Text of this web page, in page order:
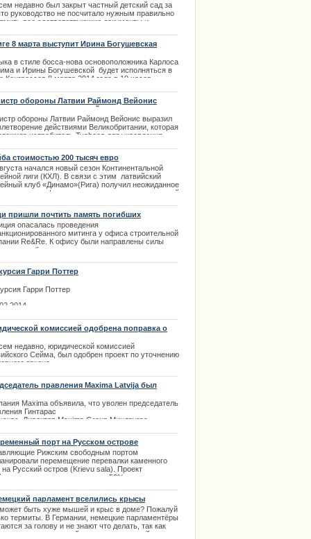
извинилось за нарушение
недавно был закрыт частный детский сад за
руководство не посчитало нужным правильно
все соответствующие документы и
сады строятся, а государство помогает
устраивать в них детишек. Продолжается
и продолжается подпитываться надежда
что все будет хорошо
8 марта выступит Ирина Богушевская
в стиле босса-нова основоположника Карлоса
и Ирины Богушевской будет исполняться в
Конгрессов 8 марта 2014 года в 19 часов.
в своих кассах.
обороны Латвии Раймонд Вейонис
удовлетворение действиями
обороны Латвии Раймонд Вейонис выразил
действиями Великобритании, которая
истребитель Typhoon для укрепления
перейдет от ВВС США к представителям
стоимостью 200 тысяч евро
начался новый сезон Континентальной
лиги (КХЛ). В связи с этим латвийский
клуб «Динамо»(Рига) получил неожиданное
оформление подарка от строительной
пришли почтить память погибших
опасалась проведения
митинга у офиса строительной
Re&Re. К офису были направлены силы
для обеспечения порядка в случае
Гарри Поттер
Гарри Поттер
комиссией одобрена поправка о
формулировки
недавно, юридической комиссией
Сейма, был одобрен проект по уточнению
закона.
правления Maxima Latvija был
Maxima объявила, что уволен председатель
Гинтарас
Директор Maxima Group Миндаугас
решение акционеров группы было вызвано
тяжелому
в жизни Латвии высказыванием
правления Maxima
Гинтараса Ясинскаса.
порт на Русском острове
Рижским свободным портом
перемещение перевалки каменного
на Русский остров (Krievu sala). Проект
в сто миллионов латов, 50% которых
парламент вселились крысы
может быть хуже мышей и крыс в доме? Пожалуй
термиты В Германии немецкие парламентёры
за голову и не знают что делать так как
холодной продолжительной